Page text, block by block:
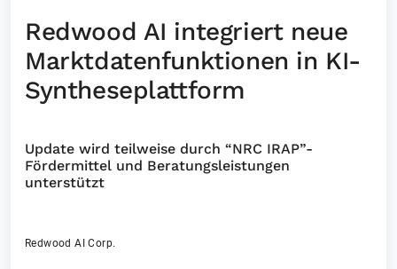
Redwood AI integriert neue
Marktdatenfunktionen in KI-
Syntheseplattform
Update wird teilweise durch “NRC IRAP”-
Fördermittel und Beratungsleistungen
unterstützt
Redwood AI Corp.